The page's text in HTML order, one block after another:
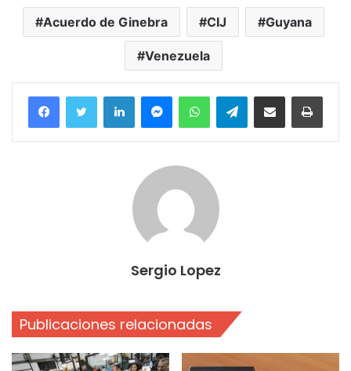
Acuerdo de Ginebra CIJ Guyana
Venezuela
FacebookTwitter LinkedInMessengerWhatsAppTelegramCompartir por correo electrónico
Sergio Lopez
Publicaciones relacionadas